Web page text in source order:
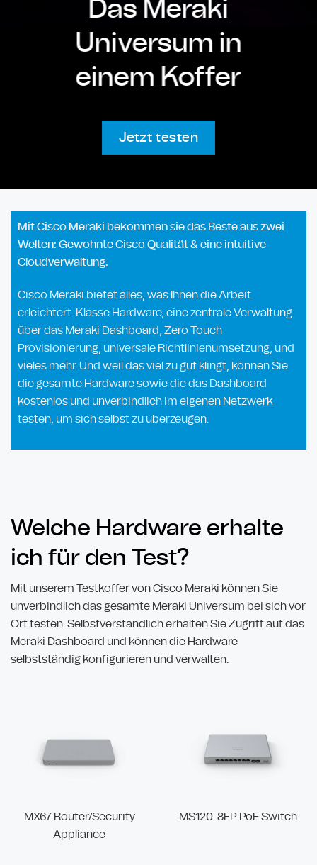
Das Meraki
Universum in
einem Koffer
Jetzt testen
Mit Cisco Meraki bekommen sie das Beste aus zwei
Welten: Gewohnte Cisco Qualität & eine intuitive
Cloudverwaltung.
Cisco Meraki bietet alles, was Ihnen die Arbeit
erleichtert. Klasse Hardware, eine zentrale Verwaltung
über das Meraki Dashboard, Zero Touch
Provisionierung, universale Richtlinienumsetzung, und
vieles mehr. Und weil das viel zu gut klingt, können Sie
die gesamte Hardware sowie die das Dashboard
kostenlos und unverbindlich im eigenen Netzwerk
testen, um sich selbst zu überzeugen.
Welche Hardware erhalte
ich für den Test?
Mit unserem Testkoffer von Cisco Meraki können Sie
unverbindlich das gesamte Meraki Universum bei sich vor
Ort testen. Selbstverständlich erhalten Sie Zugriff auf das
Meraki Dashboard und können die Hardware
selbstständig konfigurieren und verwalten.
MX67 Router/Security
Appliance
MS120-8FP PoE Switch